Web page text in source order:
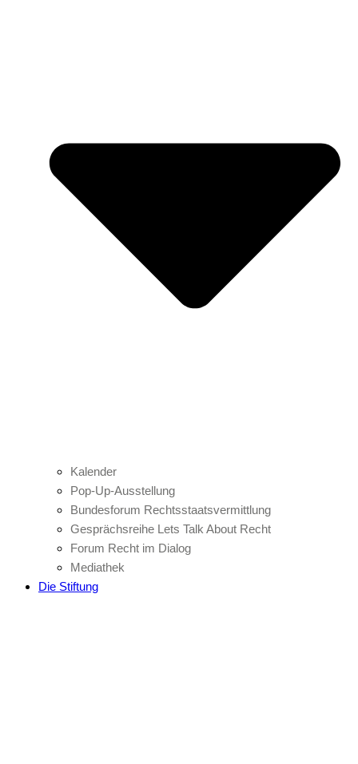
Kalender
Pop-Up-Ausstellung
Bundesforum Rechtsstaatsvermittlung
Gesprächsreihe Lets Talk About Recht
Forum Recht im Dialog
Mediathek
Die Stiftung